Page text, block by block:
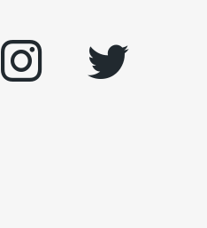
instagram
twitter